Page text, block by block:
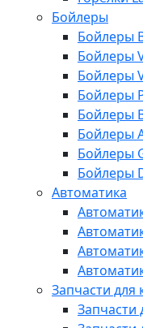
Бойлеры
Бойлеры
Бойлеры
Бойлеры
Бойлеры
Бойлеры
Бойлеры
Бойлеры
Бойлеры
Автоматика
Запчасти для
Запчасти